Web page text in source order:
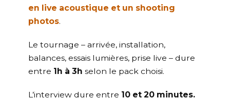
en live acoustique et un shooting
photos.
Le tournage – arrivée, installation,
balances, essais lumières, prise live – dure
entre 1h à 3h selon le pack choisi.
L’interview dure entre 10 et 20 minutes.